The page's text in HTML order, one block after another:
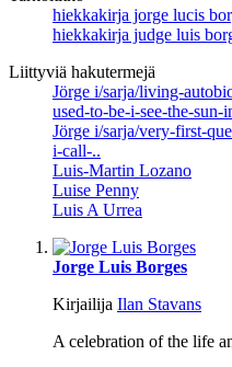
hiekkakirja jorge lucis
hiekkakirja judge luis
Liittyviä hakutermejä
Jörge i/sarja/living-
used-to-be-i-see-the-sun-
Jörge i/sarja/very-first-
i-call-..
Luis-Martin Lozano
Luise Penny
Luis A Urrea
Jorge Luis Borges
Kirjailija Ilan Stavans
A celebration of the life